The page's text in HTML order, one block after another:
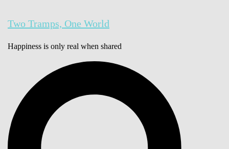
Two Tramps, One World
Happiness is only real when shared